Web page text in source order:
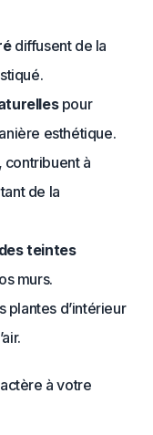
diffusent de la
pour
esthétique.
contribuent à
de la
teintes
murs.
plantes d’intérieur
à votre